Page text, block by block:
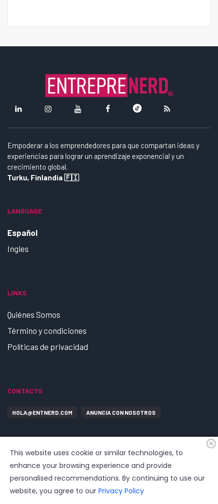
Empoderar a los emprendedores para que compartan ideas y
experiencias para lograr un aprendizaje exponencial y un
crecimiento global.
Turku, Finlandia 🇫🇮
LANGUAGE
Español
Ingles
LINKS
Quiénes Somos
Término y condiciones
Políticas de privacidad
CONTACTO
HOLA@ENTNERD.COM ANUNCIA CON NOSOTROS
This website uses cookie or similar technologies, to
enhance your browsing experience and provide
personalised recommendations. By continuing to use our
website, you agree to our Privacy Policy